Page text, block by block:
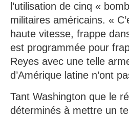
l’utilisation de cinq «
militaires américains. «
haute vitesse, frappe
est programmée pour
Reyes avec une telle
d’Amérique latine n’ont
Tant Washington que le
déterminés à mettre un